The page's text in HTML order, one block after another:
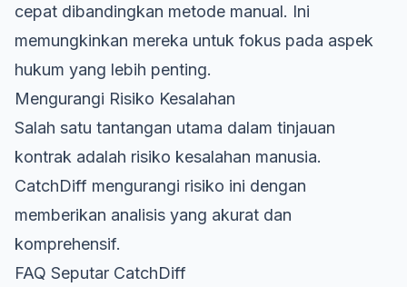
cepat dibandingkan metode manual. Ini
memungkinkan mereka untuk fokus pada aspek
hukum yang lebih penting.
Mengurangi Risiko Kesalahan
Salah satu tantangan utama dalam tinjauan
kontrak adalah risiko kesalahan manusia.
CatchDiff mengurangi risiko ini dengan
memberikan analisis yang akurat dan
komprehensif.
FAQ Seputar CatchDiff